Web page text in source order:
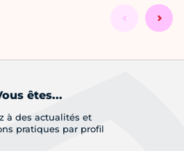
êtes...
à des actualités et
pratiques par profil